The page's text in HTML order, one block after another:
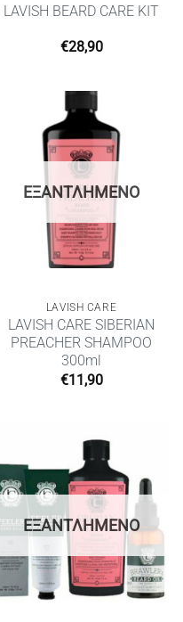
LAVISH BEARD CARE KIT
€28,90
ΕΞΑΝΤΛΗΜΈΝΟ
LAVISH CARE
LAVISH CARE SIBERIAN
PREACHER SHAMPOO
300ml
€11,90
ΕΞΑΝΤΛΗΜΈΝΟ